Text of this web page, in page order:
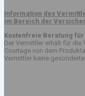
Information des
im Bereich der
Kostenfreie Beratung für
Der Vermittler erhält für
Courtage von dem
Vermittler keine gesonderte